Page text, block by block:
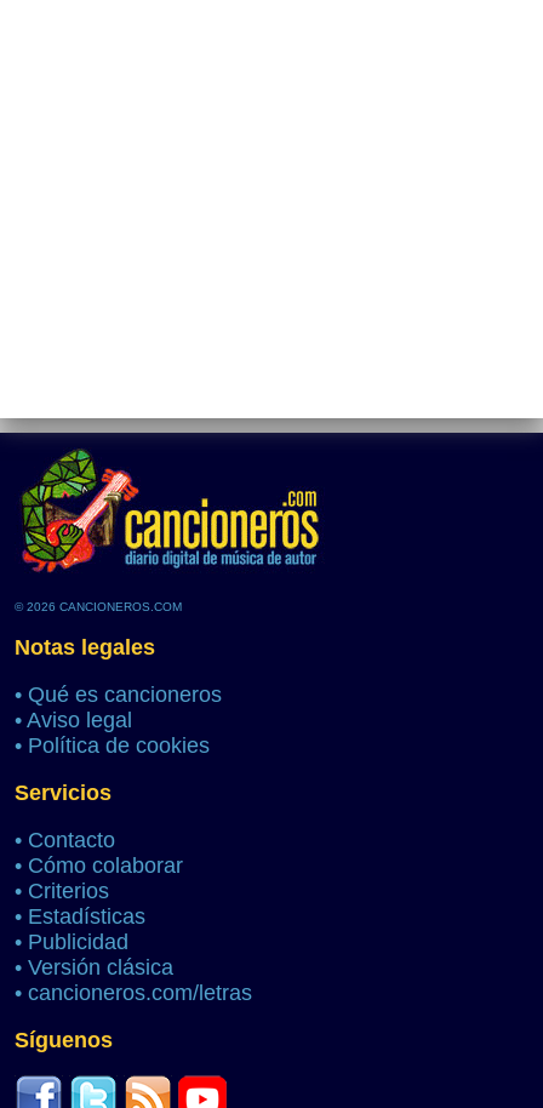
© 2026 CANCIONEROS.COM
Notas legales
• Qué es cancioneros
• Aviso legal
• Política de cookies
Servicios
• Contacto
• Cómo colaborar
• Criterios
• Estadísticas
• Publicidad
• Versión clásica
• cancioneros.com/letras
Síguenos